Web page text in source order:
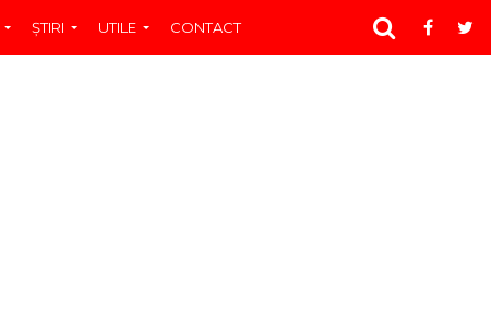
ŞTIRI UTILE CONTACT